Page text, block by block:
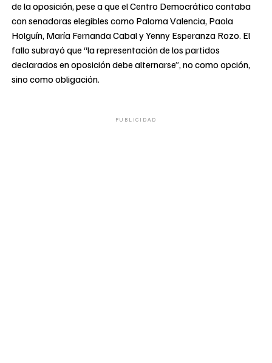
de la oposición, pese a que el Centro Democrático contaba
con senadoras elegibles como Paloma Valencia, Paola
Holguín, María Fernanda Cabal y Yenny Esperanza Rozo. El
fallo subrayó que “la representación de los partidos
declarados en oposición debe alternarse”, no como opción,
sino como obligación.
PUBLICIDAD